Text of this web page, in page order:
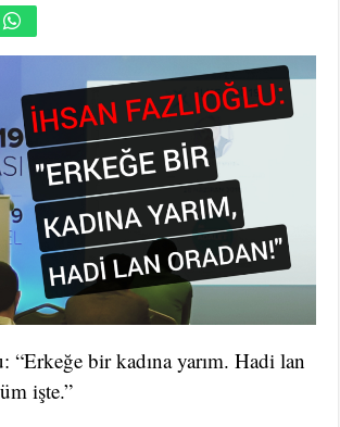
“Erkeğe bir kadına yarım. Hadi lan
işte.”